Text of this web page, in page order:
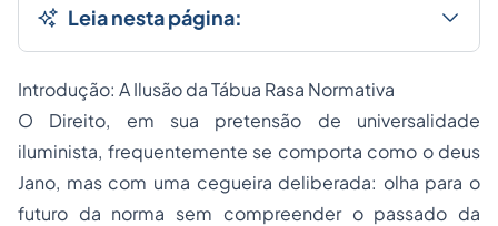
Leia nesta página:
​Introdução: A Ilusão da Tábua Rasa Normativa
​O Direito, em sua pretensão de universalidade
iluminista, frequentemente se comporta como o deus
Jano, mas com uma cegueira deliberada: olha para o
futuro da norma sem compreender o passado da